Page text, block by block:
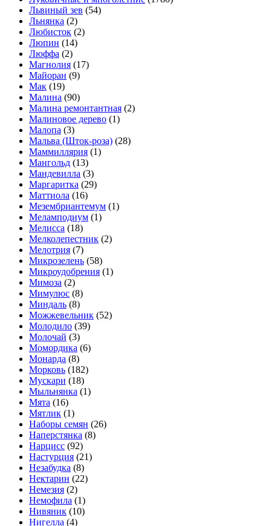
Львиный зев (54)
Льнянка (2)
Любисток (2)
Люпин (14)
Люффа (2)
Магнолия (17)
Майоран (9)
Мак (19)
Малина (90)
Малина ремонтантная (2)
Малиновое дерево (1)
Малопа (3)
Мальва (Шток-роза) (28)
Маммиллярия (1)
Мангольд (13)
Мандевилла (3)
Маргаритка (29)
Маттиола (16)
Мезембриантемум (1)
Меламподиум (1)
Мелисса (18)
Мелколепестник (2)
Мелотрия (7)
Микрозелень (58)
Микроудобрения (1)
Мимоза (2)
Мимулюс (8)
Миндаль (8)
Можжевельник (52)
Молодило (39)
Молочай (3)
Момордика (6)
Монарда (8)
Морковь (182)
Мускари (18)
Мыльнянка (1)
Мята (16)
Мятлик (1)
Наборы семян (26)
Наперстянка (8)
Нарцисс (92)
Настурция (21)
Незабудка (8)
Нектарин (22)
Немезия (2)
Немофила (1)
Нивяник (10)
Нигелла (4)